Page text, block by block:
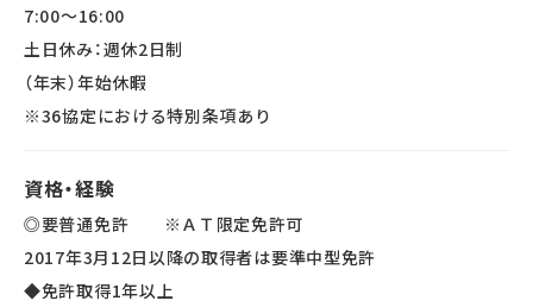
生協宅配ドライバーのお仕事は固定ルート配送なので、効率的
に安心して配送できます！
★留守置きOK★
不在時でも指定の場所に留守置き可能です！
7:00～16:00
土日休み：週休2日制
（年末）年始休暇
※36協定における特別条項あり
資格・経験
◎要普通免許 ※ＡＴ限定免許可
2017年3月12日以降の取得者は要準中型免許
◆免許取得1年以上